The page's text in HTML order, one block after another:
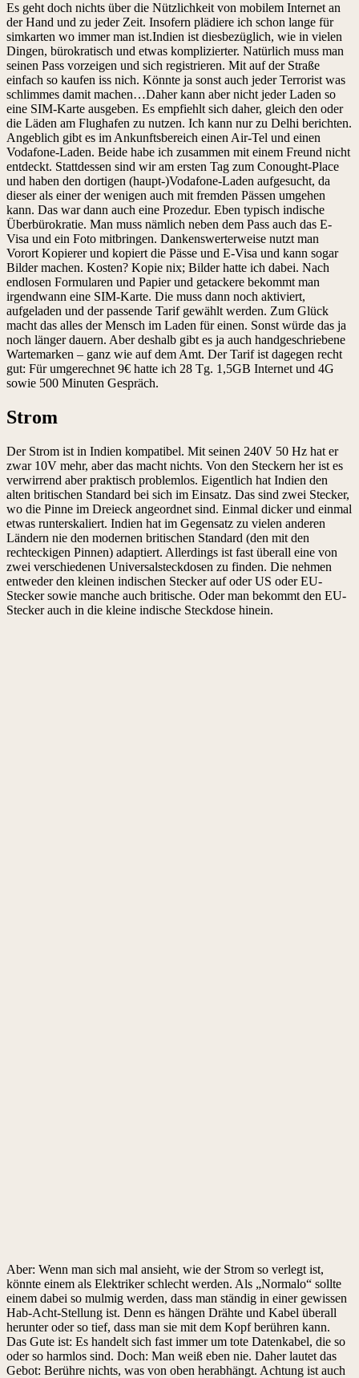
Es geht doch nichts über die Nützlichkeit von mobilem Internet an
der Hand und zu jeder Zeit. Insofern plädiere ich schon lange für
simkarten wo immer man ist.Indien ist diesbezüglich, wie in vielen
Dingen, bürokratisch und etwas komplizierter. Natürlich muss man
seinen Pass vorzeigen und sich registrieren. Mit auf der Straße
einfach so kaufen iss nich. Könnte ja sonst auch jeder Terrorist was
schlimmes damit machen…Daher kann aber nicht jeder Laden so
eine SIM-Karte ausgeben. Es empfiehlt sich daher, gleich den oder
die Läden am Flughafen zu nutzen. Ich kann nur zu Delhi berichten.
Angeblich gibt es im Ankunftsbereich einen Air-Tel und einen
Vodafone-Laden. Beide habe ich zusammen mit einem Freund nicht
entdeckt. Stattdessen sind wir am ersten Tag zum Conought-Place
und haben den dortigen (haupt-)Vodafone-Laden aufgesucht, da
dieser als einer der wenigen auch mit fremden Pässen umgehen
kann. Das war dann auch eine Prozedur. Eben typisch indische
Überbürokratie. Man muss nämlich neben dem Pass auch das E-
Visa und ein Foto mitbringen. Dankenswerterweise nutzt man
Vorort Kopierer und kopiert die Pässe und E-Visa und kann sogar
Bilder machen. Kosten? Kopie nix; Bilder hatte ich dabei. Nach
endlosen Formularen und Papier und getackere bekommt man
irgendwann eine SIM-Karte. Die muss dann noch aktiviert,
aufgeladen und der passende Tarif gewählt werden. Zum Glück
macht das alles der Mensch im Laden für einen. Sonst würde das ja
noch länger dauern. Aber deshalb gibt es ja auch handgeschriebene
Wartemarken – ganz wie auf dem Amt. Der Tarif ist dagegen recht
gut: Für umgerechnet 9€ hatte ich 28 Tg. 1,5GB Internet und 4G
sowie 500 Minuten Gespräch.
Strom
Der Strom ist in Indien kompatibel. Mit seinen 240V 50 Hz hat er
zwar 10V mehr, aber das macht nichts. Von den Steckern her ist es
verwirrend aber praktisch problemlos. Eigentlich hat Indien den
alten britischen Standard bei sich im Einsatz. Das sind zwei Stecker,
wo die Pinne im Dreieck angeordnet sind. Einmal dicker und einmal
etwas runterskaliert. Indien hat im Gegensatz zu vielen anderen
Ländern nie den modernen britischen Standard (den mit den
rechteckigen Pinnen) adaptiert. Allerdings ist fast überall eine von
zwei verschiedenen Universalsteckdosen zu finden. Die nehmen
entweder den kleinen indischen Stecker auf oder US oder EU-
Stecker sowie manche auch britische. Oder man bekommt den EU-
Stecker auch in die kleine indische Steckdose hinein.
Aber: Wenn man sich mal ansieht, wie der Strom so verlegt ist,
könnte einem als Elektriker schlecht werden. Als „Normalo“ sollte
einem dabei so mulmig werden, dass man ständig in einer gewissen
Hab-Acht-Stellung ist. Denn es hängen Drähte und Kabel überall
herunter oder so tief, dass man sie mit dem Kopf berühren kann.
Das Gute ist: Es handelt sich fast immer um tote Datenkabel, die so
oder so harmlos sind. Doch: Man weiß eben nie. Daher lautet das
Gebot: Berühre nichts, was von oben herabhängt. Achtung ist auch